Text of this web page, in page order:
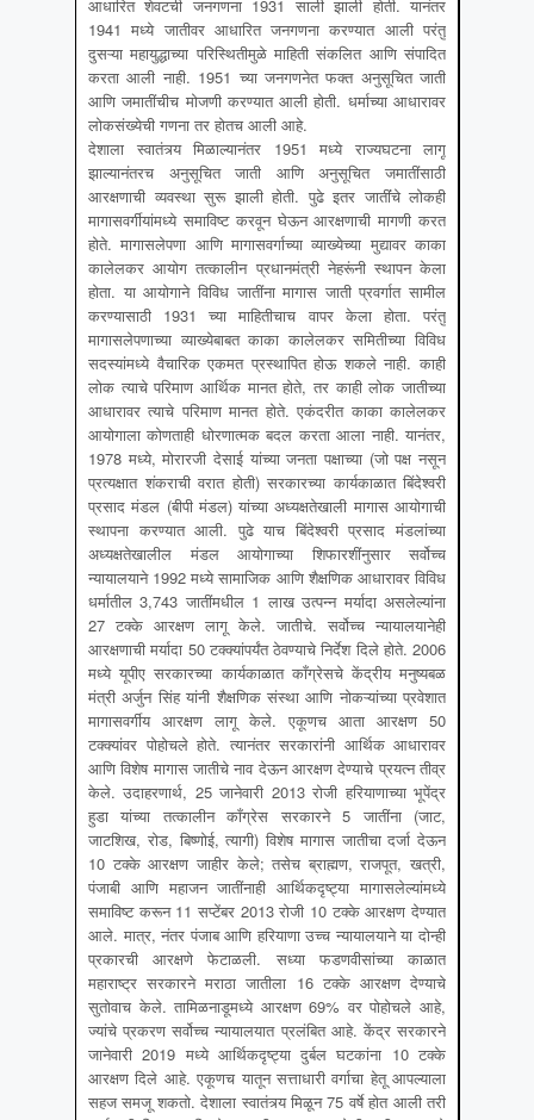
आधारित शेवटची जनगणना 1931 साली झाली होती. यानंतर
1941 मध्ये जातीवर आधारित जनगणना करण्यात आली परंतु
दुसऱ्या महायुद्धाच्या परिस्थितीमुळे माहिती संकलित आणि संपादित
करता आली नाही. 1951 च्या जनगणनेत फक्त अनुसूचित जाती
आणि जमातींचीच मोजणी करण्यात आली होती. धर्माच्या आधारावर
लोकसंख्येची गणना तर होतच आली आहे.
देशाला स्वातंत्र्य मिळाल्यानंतर 1951 मध्ये राज्यघटना लागू
झाल्यानंतरच अनुसूचित जाती आणि अनुसूचित जमातींसाठी
आरक्षणाची व्यवस्था सुरू झाली होती. पुढे इतर जातींंचे लोकही
मागासवर्गीयांमध्ये समाविष्ट करवून घेऊन आरक्षणाची मागणी करत
होते. मागासलेपणा आणि मागासवर्गाच्या व्याख्येच्या मुद्यावर काका
कालेलकर आयोग तत्कालीन प्रधानमंत्री नेहरूंनी स्थापन केला
होता. या आयोगाने विविध जातींना मागास जाती प्रवर्गात सामील
करण्यासाठी 1931 च्या माहितीचाच वापर केला होता. परंतु
मागासलेपणाच्या व्याख्येबाबत काका कालेलकर समितीच्या विविध
सदस्यांमध्ये वैचारिक एकमत प्रस्थापित होऊ शकले नाही. काही
लोक त्याचे परिमाण आर्थिक मानत होते, तर काही लोक जातीच्या
आधारावर त्याचे परिमाण मानत होते. एकंदरीत काका कालेलकर
आयोगाला कोणताही धोरणात्मक बदल करता आला नाही. यानंतर,
1978 मध्ये, मोरारजी देसाई यांच्या जनता पक्षाच्या (जो पक्ष नसून
प्रत्यक्षात शंकराची वरात होती) सरकारच्या कार्यकाळात बिंदेश्वरी
प्रसाद मंडल (बीपी मंडल) यांच्या अध्यक्षतेखाली मागास आयोगाची
स्थापना करण्यात आली. पुढे याच बिंदेश्वरी प्रसाद मंडलांच्या
अध्यक्षतेखालील मंडल आयोगाच्या शिफारशींनुसार सर्वोच्च
न्यायालयाने 1992 मध्ये सामाजिक आणि शैक्षणिक आधारावर विविध
धर्मातील 3,743 जातींमधील 1 लाख उत्पन्न मर्यादा असलेल्यांना
27 टक्के आरक्षण लागू केले. जातीचे. सर्वोच्च न्यायालयानेही
आरक्षणाची मर्यादा 50 टक्क्यांपर्यंत ठेवण्याचे निर्देश दिले होते. 2006
मध्ये यूपीए सरकारच्या कार्यकाळात काँग्रेसचे केंद्रीय मनुष्यबळ
मंत्री अर्जुन सिंह यांनी शैक्षणिक संस्था आणि नोकऱ्यांच्या प्रवेशात
मागासवर्गीय आरक्षण लागू केले. एकूणच आता आरक्षण 50
टक्क्यांवर पोहोचले होते. त्यानंतर सरकारांनी आर्थिक आधारावर
आणि विशेष मागास जातीचे नाव देऊन आरक्षण देण्याचे प्रयत्न तीव्र
केले. उदाहरणार्थ, 25 जानेवारी 2013 रोजी हरियाणाच्या भूपेंद्र
हुडा यांच्या तत्कालीन काँग्रेस सरकारने 5 जातींना (जाट,
जाटशिख, रोड, बिष्णोई, त्यागी) विशेष मागास जातीचा दर्जा देऊन
10 टक्के आरक्षण जाहीर केले; तसेच ब्राह्मण, राजपूत, खत्री,
पंजाबी आणि महाजन जातींनाही आर्थिकदृष्ट्या मागासलेल्यांमध्ये
समाविष्ट करून 11 सप्टेंबर 2013 रोजी 10 टक्के आरक्षण देण्यात
आले. मात्र, नंतर पंजाब आणि हरियाणा उच्च न्यायालयाने या दोन्ही
प्रकारची आरक्षणे फेटाळली. सध्या फडणवीसांच्या काळात
महाराष्ट्र सरकारने मराठा जातीला 16 टक्के आरक्षण देण्याचे
सुतोवाच केले. तामिळनाडूमध्ये आरक्षण 69% वर पोहोचले आहे,
ज्यांचे प्रकरण सर्वोच्च न्यायालयात प्रलंबित आहे. केंद्र सरकारने
जानेवारी 2019 मध्ये आर्थिकदृष्ट्या दुर्बल घटकांना 10 टक्के
आरक्षण दिले आहे. एकूणच यातून सत्ताधारी वर्गाचा हेतू आपल्याला
सहज समजू शकतो. देशाला स्वातंत्र्य मिळून 75 वर्षे होत आली तरी